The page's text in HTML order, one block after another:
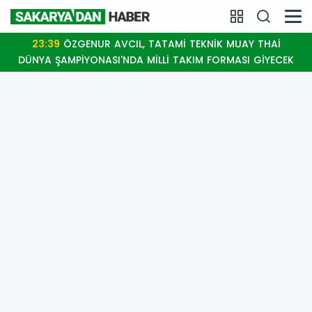
23:39
DÜNYA ŞAMPİYONASI'NDA MİLLİ TAKIM FORMASI GİYECEK